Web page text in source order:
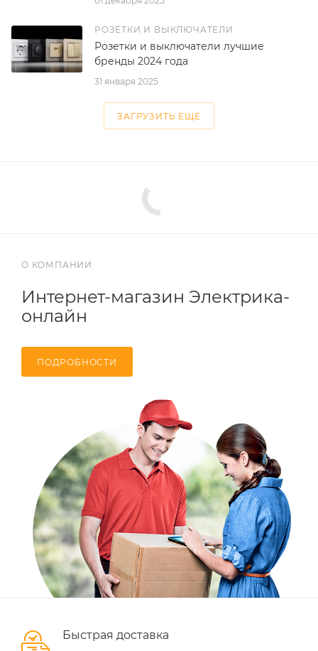
РОЗЕТКИ И ВЫКЛЮЧАТЕЛИ
31 января 2025
Розетки и выключатели лучшие
бренды 2024 года
ЗАГРУЗИТЬ ЕЩЕ
О КОМПАНИИ
Интернет-магазин Электрика-
онлайн
ПОДРОБНОСТИ
Быстрая доставка